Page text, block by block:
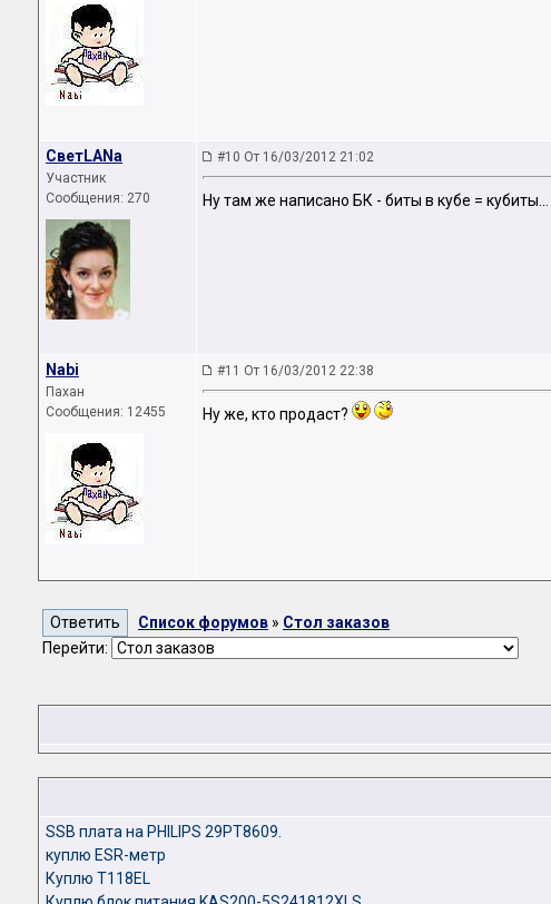
СветLANa
Участник
Сообщения: 270
#10 От 16/03/2012 21:02
Ну там же написано БК - биты в кубе = кубиты...
Nabi
Пахан
Сообщения: 12455
#11 От 16/03/2012 22:38
Ну же, кто продаст?
Список форумов » Стол заказов
Перейти:
SSB плата на PHILIPS 29PT8609.
куплю ESR-метр
Куплю T118EL